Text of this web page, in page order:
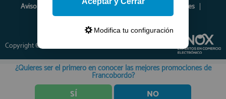
Aviso Legal Política de Privacidad
Política de Cookies
Envíos y Devoluciones
Opiniones
Copyright © 2026 www.francobordo.com
Modifica tu configuración
¿Quieres ser el primero en conocer las mejores promociones de
Francobordo?
SÍ NO